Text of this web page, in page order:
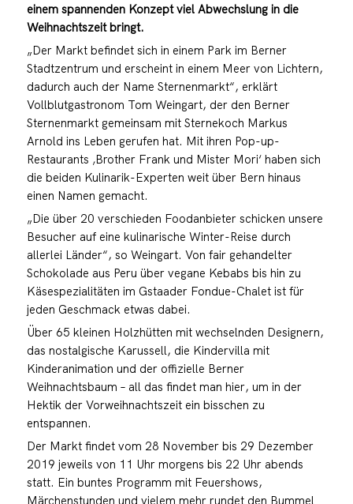
einem spannenden Konzept viel Abwechslung in die
Weihnachtszeit bringt.
„Der Markt befindet sich in einem Park im Berner
Stadtzentrum und erscheint in einem Meer von Lichtern,
dadurch auch der Name Sternenmarkt“, erklärt
Vollblutgastronom Tom Weingart, der den Berner
Sternenmarkt gemeinsam mit Sternekoch Markus
Arnold ins Leben gerufen hat. Mit ihren Pop-up-
Restaurants ‚Brother Frank und Mister Mori‘ haben sich
die beiden Kulinarik-Experten weit über Bern hinaus
einen Namen gemacht.
„Die über 20 verschieden Foodanbieter schicken unsere
Besucher auf eine kulinarische Winter-Reise durch
allerlei Länder“, so Weingart. Von fair gehandelter
Schokolade aus Peru über vegane Kebabs bis hin zu
Käsespezialitäten im Gstaader Fondue-Chalet ist für
jeden Geschmack etwas dabei.
Über 65 kleinen Holzhütten mit wechselnden Designern,
das nostalgische Karussell, die Kindervilla mit
Kinderanimation und der offizielle Berner
Weihnachtsbaum – all das findet man hier, um in der
Hektik der Vorweihnachtszeit ein bisschen zu
entspannen.
Der Markt findet vom 28 November bis 29 Dezember
2019 jeweils von 11 Uhr morgens bis 22 Uhr abends
statt. Ein buntes Programm mit Feuershows,
Märchenstunden und vielem mehr rundet den Bummel